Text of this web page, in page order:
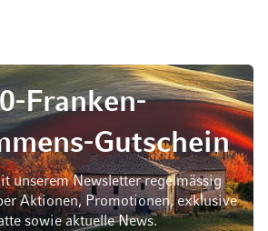
Franken-
Gutschein
unserem Newsletter regelmässig
Aktionen, Promotionen, exklusive
sowie aktuelle News.